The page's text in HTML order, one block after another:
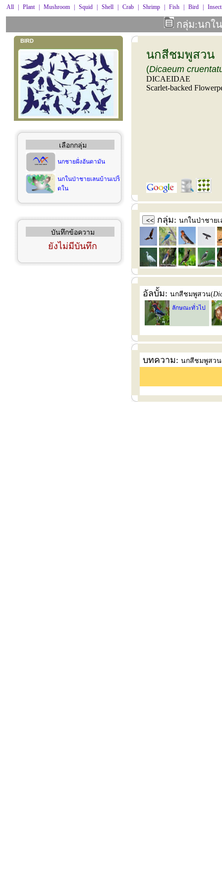
All Plant Mushroom Squid Shell Crab Shrimp Fish Bird Insect
กลุ่ม:นกใ
BIRD
เลือกกลุ่ม
นกชายฝั่งอันดามัน
นกในป่าชายเลนบ้านเปร็
ดใน
บันทึกข้อความ
ยังไม่มีบันทึก
นกสีชมพูสวน
(Dicaeum
DICAEIDAE
Scarlet-backed
<< กลุ่ม: นกในป่าชาย
อัลบั้ม: นกสีชมพูสวน(
ลักษณะทั่วไป
บทความ: นกสีชมพูสว